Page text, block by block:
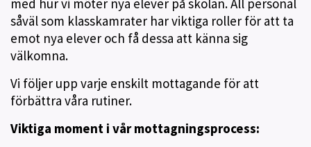
med hur vi möter nya elever på skolan. All personal
såväl som klasskamrater har viktiga roller för att ta
emot nya elever och få dessa att känna sig
välkomna.
Vi följer upp varje enskilt mottagande för att
förbättra våra rutiner.
Viktiga moment i vår mottagningsprocess: